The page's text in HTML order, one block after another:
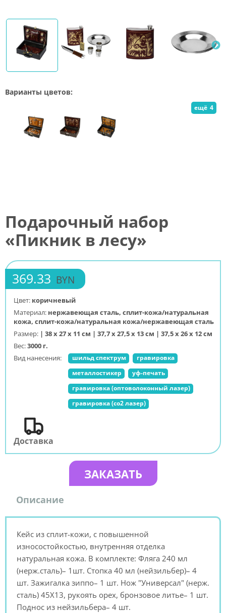
Варианты цветов:
ещё 4
Подарочный набор
«Пикник в лесу»
369.33 BYN
Цвет: коричневый
Материал: нержавеющая сталь, сплит-кожа/натуральная
кожа, сплит-кожа/натуральная кожа/нержавеющая сталь
Размер: | 38 х 27 х 11 см | 37,7 х 27,5 х 13 см | 37,5 х 26 х 12 см
Вес:3000 г.
Вид нанесения:
шильд спектрум
гравировка
металлостикер
уф-печать
гравировка (оптоволоконный лазер)
гравировка (co2 лазер)
Доставка
ЗАКАЗАТЬ
Описание
Кейс из сплит-кожи, с повышенной
износостойкостью, внутренняя отделка
натуральная кожа. В комплекте: Фляга 240 мл
(нерж.сталь)– 1шт. Стопка 40 мл (нейзильбер)– 4
шт. Зажигалка зиппо– 1 шт. Нож "Универсал" (нерж.
сталь) 45Х13, рукоять орех, бронзовое литье– 1 шт.
Поднос из нейзильбера– 4 шт.